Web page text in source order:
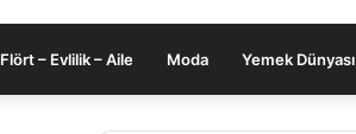
Flört – Evlilik – Aile Moda Yemek Dünyası